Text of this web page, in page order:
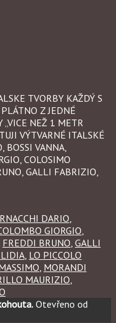
TVORBY KAŽDÝ S
Z JEDNÉ
„VICE NEŽ 1 METR
VÝTVARNÉ ITALSKÉ
VANNA,
COLOSIMO
GALLI FABRIZIO,
DARIO
GIORGIO
FREDDI BRUNO GALLI
LO PICCOLO
MORANDI
MAURIZIO
Otevřeno od